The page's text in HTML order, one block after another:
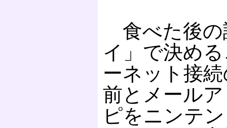
食べた後の
イ」で決め
ーネット接
前とメール
ピをニンテ